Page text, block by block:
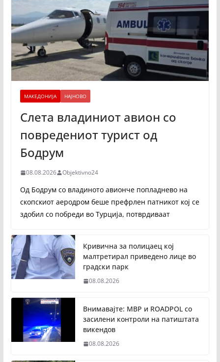
МАКЕДОНИЈА НАЈНОВО
Слета владиниот авион со
повредениот турист од
Бодрум
08.08.2026 Objektivno24
Од Бодрум со владиното авионче попладнево на
скопскиот аеродром беше префрлен патникот кој се
здобил со побреди во Турција, потврдиваат
Кривична за полицаец кој
малтретирал приведено лице во
градски парк
08.08.2026
Внимавајте: МВР и ROADPOL со
засилени контроли на патиштата
викендов
08.08.2026